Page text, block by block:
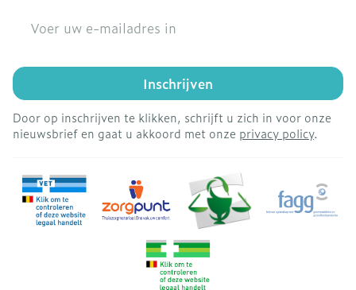
Inschrijven
Door op inschrijven te klikken, schrijft u zich in voor onze
nieuwsbrief en gaat u akkoord met onze privacy policy.